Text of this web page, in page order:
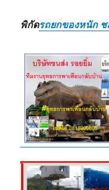
พิกัดรถยกของหนัก ช